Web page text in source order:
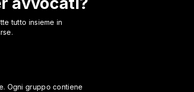
tutto insieme in
Ogni gruppo contiene